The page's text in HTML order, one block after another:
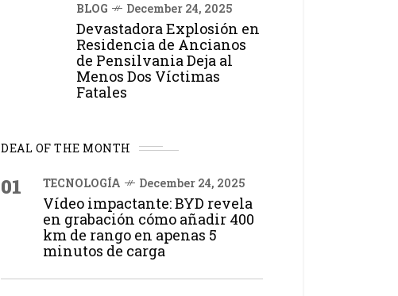
BLOG December 24, 2025
Devastadora Explosión en
Residencia de Ancianos
de Pensilvania Deja al
Menos Dos Víctimas
Fatales
DEAL OF THE MONTH
01 TECNOLOGÍA December 24, 2025
Vídeo impactante: BYD revela
en grabación cómo añadir 400
km de rango en apenas 5
minutos de carga